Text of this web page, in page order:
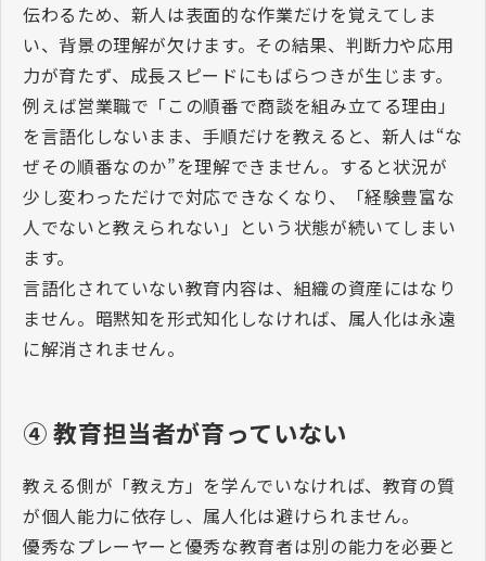
伝わるため、新人は表面的な作業だけを覚えてしま
い、背景の理解が欠けます。その結果、判断力や応用
力が育たず、成長スピードにもばらつきが生じます。
例えば営業職で「この順番で商談を組み立てる理由」
を言語化しないまま、手順だけを教えると、新人は“な
ぜその順番なのか”を理解できません。すると状況が
少し変わっただけで対応できなくなり、「経験豊富な
人でないと教えられない」という状態が続いてしまい
ます。
言語化されていない教育内容は、組織の資産にはなり
ません。暗黙知を形式知化しなければ、属人化は永遠
に解消されません。
④教育担当者が育っていない
教える側が「教え方」を学んでいなければ、教育の質
が個人能力に依存し、属人化は避けられません。
優秀なプレーヤーと優秀な教育者は別の能力を必要と